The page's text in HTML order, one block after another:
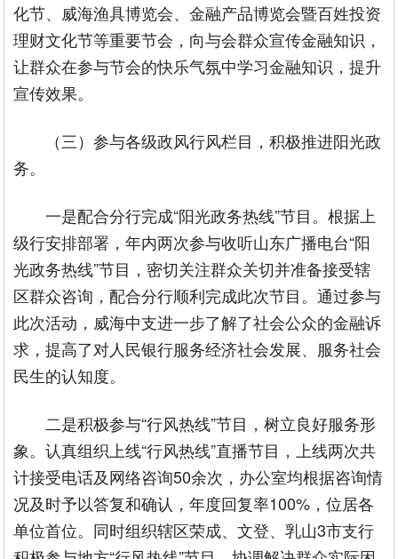
化节、威海渔具博览会、金融产品博览会暨百姓投资
理财文化节等重要节会，向与会群众宣传金融知识，
让群众在参与节会的快乐气氛中学习金融知识，提升
宣传效果。
（三）参与各级政风行风栏目，积极推进阳光政
务。
一是配合分行完成“阳光政务热线”节目。根据上
级行安排部署，年内两次参与收听山东广播电台“阳
光政务热线”节目，密切关注群众关切并准备接受辖
区群众咨询，配合分行顺利完成此次节目。通过参与
此次活动，威海中支进一步了解了社会公众的金融诉
求，提高了对人民银行服务经济社会发展、服务社会
民生的认知度。
二是积极参与“行风热线”节目，树立良好服务形
象。认真组织上线“行风热线”直播节目，上线两次共
计接受电话及网络咨询50余次，办公室均根据咨询情
况及时予以答复和确认，年度回复率100%，位居各
单位首位。同时组织辖区荣成、文登、乳山3市支行